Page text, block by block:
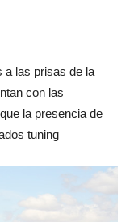
a las prisas de la
con las
la presencia de
tuning